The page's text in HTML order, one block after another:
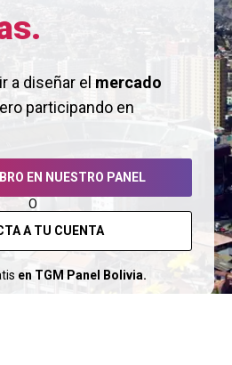
a diseñar el mercado
participando en
EN NUESTRO PANEL
O
A TU CUENTA
en TGM Panel Bolivia.